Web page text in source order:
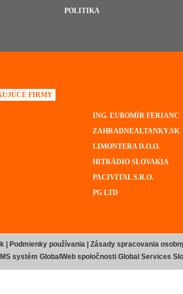
POLITIKA
FIRMY
ING. ĽUBOMÍR FERIANC
ZAHRADNEALTANKY.SK
LIMONTERA D.O.O.
HITRÁDIO SLOVAKIA
PACIVITAL S.R.O.
PG LTD
Podmienky používania
Zásady spracovania
systém GlobalWeb spoločnosti Global Services